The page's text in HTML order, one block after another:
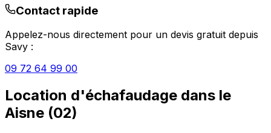
Contact rapide
Appelez-nous directement pour un devis gratuit depuis
Savy :
09 72 64 99 00
Location d'échafaudage dans le
Aisne (02)